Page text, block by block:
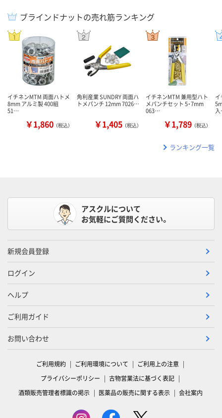
ブラインドナットの売れ筋ランキング
イチネンMTM 両面ハトメ
8mm アルミ製 400組
51…
￥1,860 （税込）
角利産業 SUNDRY 両面ハ
トメパンチ 12mm 7026…
￥1,405 （税込）
イチネンMTM 兼用型ハト
メパンチセット 5・7mm
063…
￥1,789 （税込）
ランキング一覧
アスクルについて
お気軽にご質問ください。
新規会員登録
ログイン
ヘルプ
ご利用ガイド
お問い合わせ
ご利用規約 ご利用環境について
ご利用上の注意
プライバシーポリシー
古物営業法に基づく表記
酒類販売管理者標識の掲示
医薬品の販売に関する表示 会社案内